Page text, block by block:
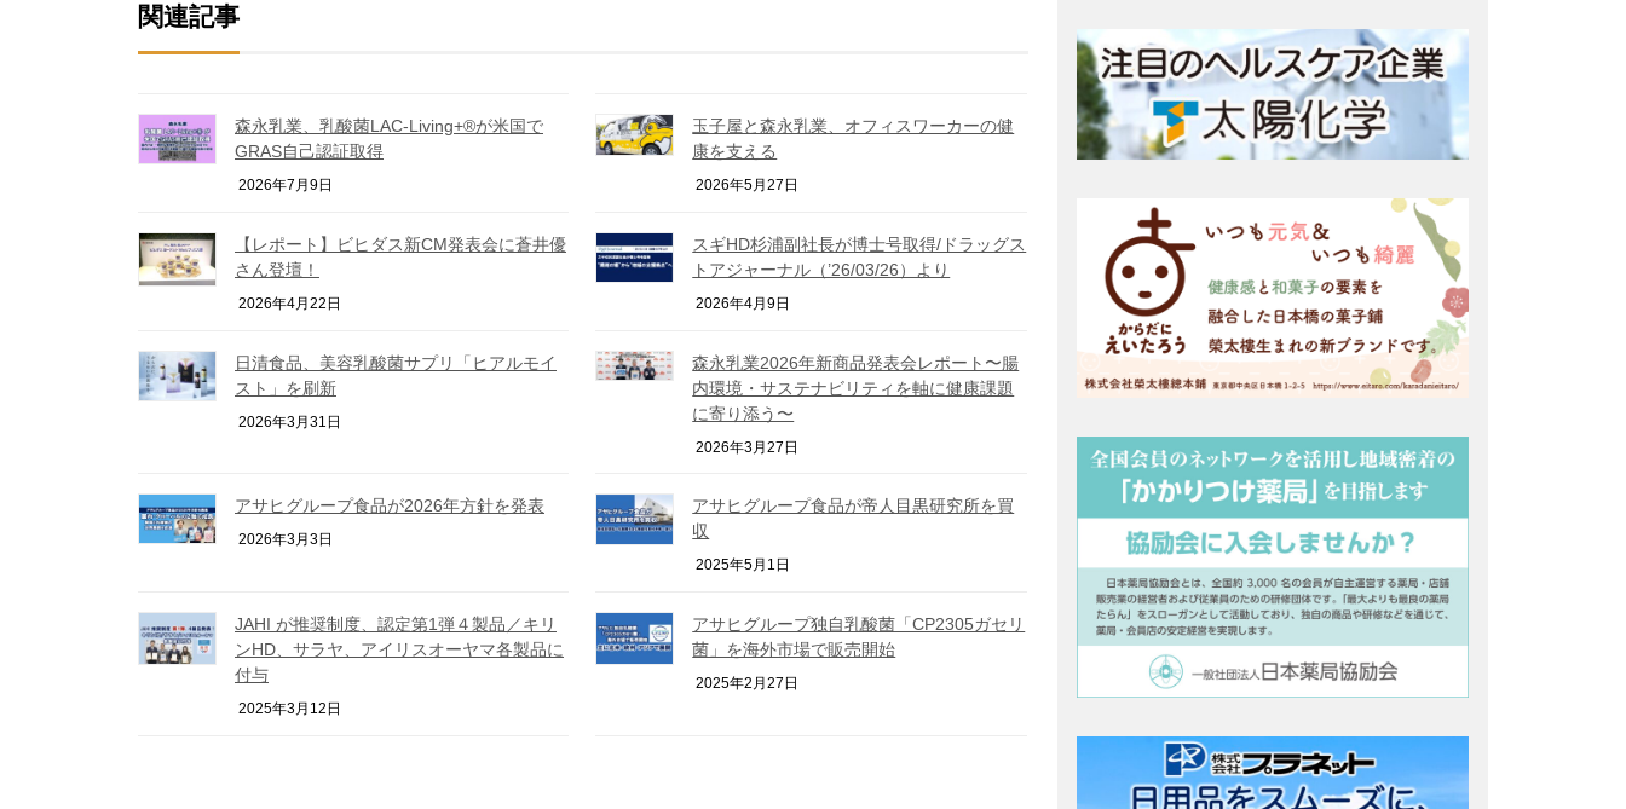
関連記事
森永乳業、乳酸菌LAC‑Living+®が米国で
GRAS自己認証取得
2026年7月9日
玉子屋と森永乳業、オフィスワーカーの健
康を支える
2026年5月27日
【レポート】ビヒダス新CM発表会に蒼井優
さん登壇！
2026年4月22日
スギHD杉浦副社長が博士号取得/ドラッグス
トアジャーナル（’26/03/26）より
2026年4月9日
日清食品、美容乳酸菌サプリ「ヒアルモイ
スト」を刷新
2026年3月31日
森永乳業2026年新商品発表会レポート〜腸
内環境・サステナビリティを軸に健康課題
に寄り添う〜
2026年3月27日
アサヒグループ食品が2026年方針を発表
2026年3月3日
アサヒグループ食品が帝人目黒研究所を買
収
2025年5月1日
JAHI が推奨制度、認定第1弾４製品／キリ
ンHD、サラヤ、アイリスオーヤマ各製品に
付与
2025年3月12日
アサヒグループ独自乳酸菌「CP2305ガセリ
菌」を海外市場で販売開始
2025年2月27日